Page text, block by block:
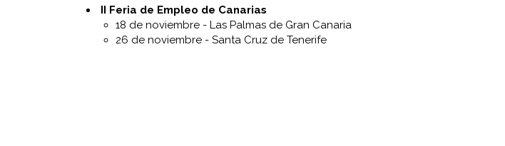
II Feria de Empleo de Canarias
18 de noviembre - Las Palmas de Gran Canaria
26 de noviembre - Santa Cruz de Tenerife